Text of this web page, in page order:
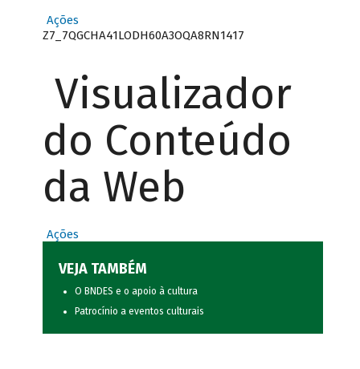
Ações
Z7_7QGCHA41LODH60A3OQA8RN1417
Visualizador
do Conteúdo
da Web
Ações
VEJA TAMBÉM
O BNDES e o apoio à cultura
Patrocínio a eventos culturais